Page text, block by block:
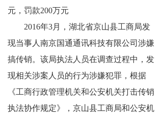
死人事件
传销的种类
南派传销
北派传销
元，罚款200万元
2016年3月，湖北省京山县工商局发
现当事人南京国通通讯科技有限公司涉嫌
搞传销。该局执法人员在调查过程中，发
现相关涉案人员的行为涉嫌犯罪，根据
《工商行政管理机关和公安机关打击传销
执法协作规定》，京山县工商局和公安机